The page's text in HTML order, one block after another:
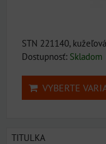
STN 221140,
Dostupnosť: Skladom
VYBERTE
TITULKA